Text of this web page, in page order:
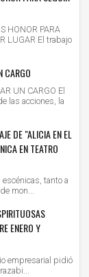
HONOR PARA
LUGAR El trabajo
CARGO
UN CARGO El
las acciones, la
DE "ALICIA EN EL
EN TEATRO
tanto a
mon...
ENERO Y
empresarial pidió